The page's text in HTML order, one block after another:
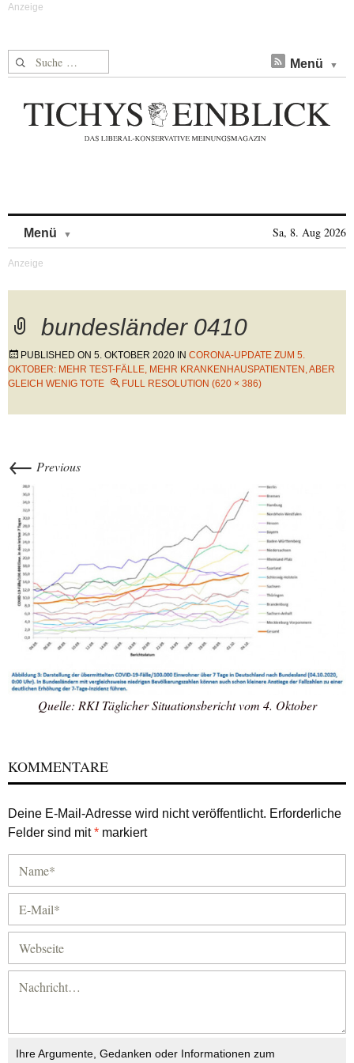
Suche nach: Menü
Menü Sa, 8. Aug 2026
bundesländer 0410
PUBLISHED ON 5. OKTOBER 2020 IN CORONA-UPDATE ZUM 5.
OKTOBER: MEHR TEST-FÄLLE, MEHR KRANKENHAUSPATIENTEN, ABER
GLEICH WENIG TOTE
FULL RESOLUTION (620 × 386)
← Previous
Quelle: RKI Täglicher Situationsbericht vom 4. Oktober
KOMMENTARE
Deine E-Mail-Adresse wird nicht veröffentlicht. Erforderliche
Felder sind mit* markiert
Ihre Argumente, Gedanken oder Informationen zum